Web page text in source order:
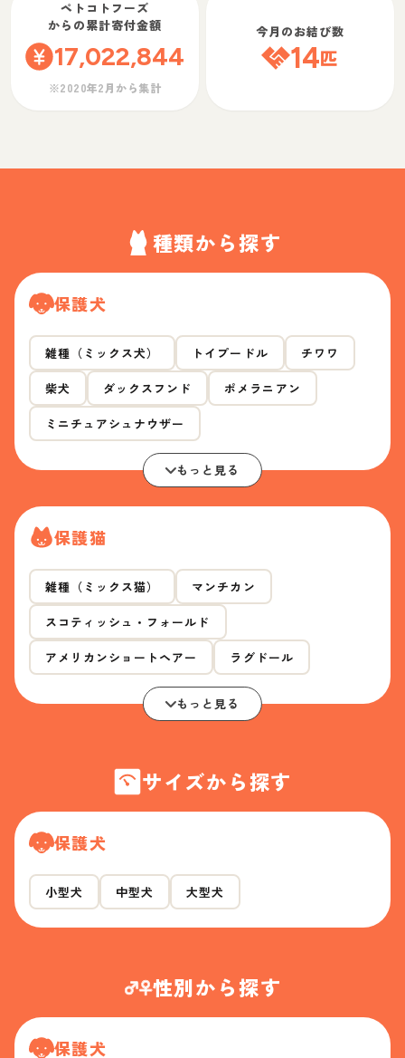
ペトコトフーズ
からの累計寄付金額
17,022,844
※2020年2月から集計
今月のお結び数
14匹
種類から探す
保護犬
雑種（ミックス犬） トイプードル チワワ
柴犬 ダックスフンド ポメラニアン
ミニチュアシュナウザー
もっと見る
保護猫
雑種（ミックス猫） マンチカン
スコティッシュ・フォールド
アメリカンショートヘアー ラグドール
もっと見る
サイズから探す
保護犬
小型犬 中型犬 大型犬
性別から探す
保護犬